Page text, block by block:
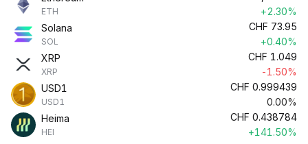
ETH
+2.30%
Solana
SOL
CHF 73.95
+0.40%
XRP
XRP
CHF 1.049
-1.50%
USD1
USD1
CHF 0.999439
0.00%
Heima
HEI
CHF 0.438784
+141.50%